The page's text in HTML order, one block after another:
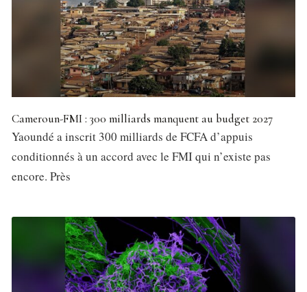
Cameroun-FMI : 300 milliards manquent au budget 2027
Yaoundé a inscrit 300 milliards de FCFA d’appuis
conditionnés à un accord avec le FMI qui n’existe pas
encore. Près